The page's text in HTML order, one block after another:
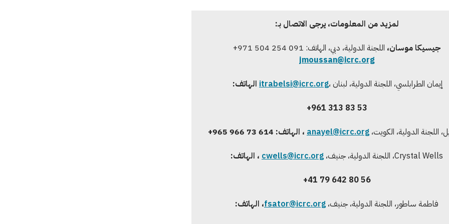
لمزيد من المعلومات، يرجى الاتصال بـ:
جيسيكا موسان، اللجنة الدولية، دبي، الهاتف: 091 254 504 971+
jmoussan@icrc.org
إيمان الطرابلسي، اللجنة الدولية، لبنان،itrabelsi@icrc.org الهاتف:
+961 313 83 53
اللجنة الدولية، الكويت، anayel@icrc.org ، الهاتف: 614 73 966 965+
Crystal Wells، اللجنة الدولية، جنيف،
cwells@icrc.org ، الهاتف:
+41 79 642 80 56
فاطمة ساطور، اللجنة الدولية، جنيف، fsator@icrc.org، الهاتف: